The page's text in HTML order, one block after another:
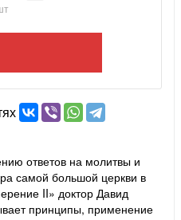
ответов на молитвы и
самой большой церкви в
II» доктор Давид
принципы, применение